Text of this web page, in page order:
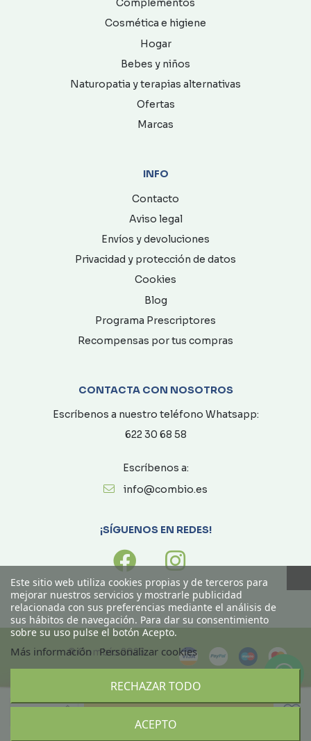
Complementos
Cosmética e higiene
Hogar
Bebes y niños
Naturopatia y terapias alternativas
Ofertas
Marcas
INFO
Contacto
Aviso legal
Envíos y devoluciones
Privacidad y protección de datos
Cookies
Blog
Programa Prescriptores
Recompensas por tus compras
CONTACTA CON NOSOTROS
Escríbenos a nuestro teléfono Whatsapp:
622 30 68 58
Escríbenos a:
info@combio.es
¡SÍGUENOS EN REDES!
Este sitio web utiliza cookies propias y de terceros para
mejorar nuestros servicios y mostrarle publicidad
relacionada con sus preferencias mediante el análisis de
sus hábitos de navegación. Para dar su consentimiento
sobre su uso pulse el botón Acepto.
Más información Personalizar cookies
RECHAZAR TODO
ACEPTO
© Combío 2023
Limpiar